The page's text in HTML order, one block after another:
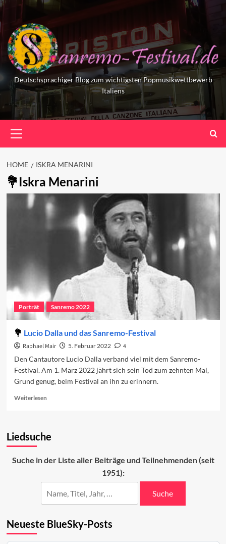
Skip
to
content
Deutschsprachiger Blog zum wichtigsten Popmusikwettbewerb
Italiens
Menu
HOME ISKRA MENARINI
Iskra Menarini
Porträt Sanremo 2022
Lucio Dalla und das Sanremo-Festival
Raphael Mair 5. Februar 2022
4
Den Cantautore Lucio Dalla verband viel mit dem Sanremo-
Festival. Am 1. März 2022 jährt sich sein Tod zum zehnten Mal,
Grund genug, beim Festival an ihn zu erinnern.
WeiterlesenRead
Dalla
Sanremo-
Liedsuche
Suche in der Liste aller Beiträge und Teilnehmenden (seit
1951):
Suche
Neueste BlueSky-Posts